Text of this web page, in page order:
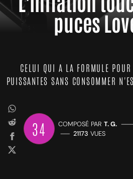
puces
CELUI QUI A LA FORMULE POUR
PUISSANTES SANS CONSOMMER
34 COMPOSÉ PAR T. G.
—— 21173 VUES